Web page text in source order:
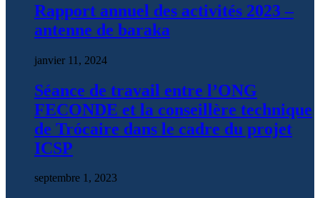
Rapport annuel des activités 2023 –
antenne de baraka
janvier 11, 2024
Séance de travail entre l’ONG
FECONDE et la conseillère technique
de Trócaire dans le cadre du projet
ICSP
septembre 1, 2023